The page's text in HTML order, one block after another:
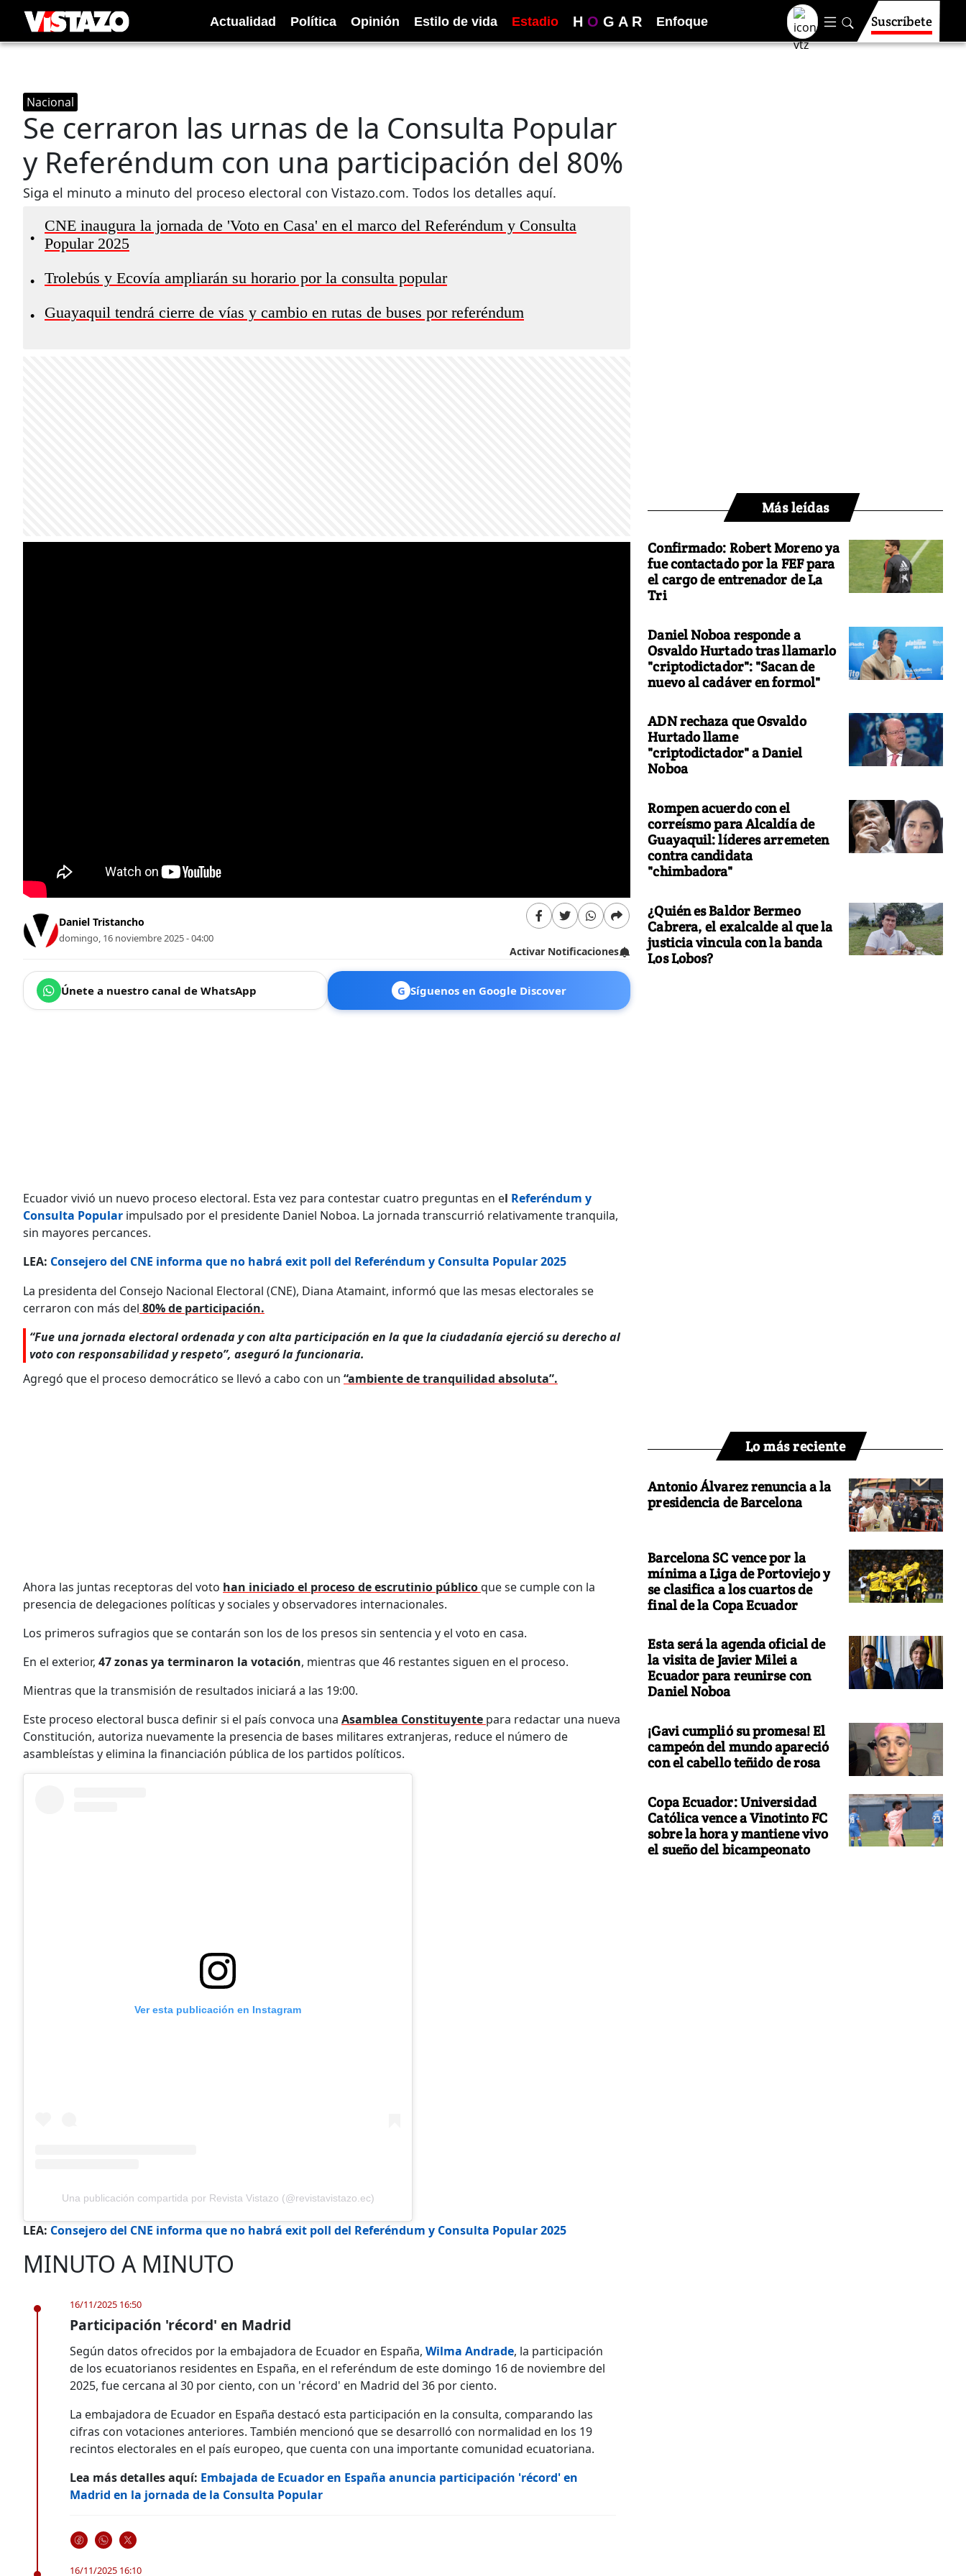
Actualidad Política Opinión Estilo de vida Estadio H O G A R Enfoque Suscríbete
Nacional
Se cerraron las urnas de la Consulta Popular
y Referéndum con una participación del 80%
Siga el minuto a minuto del proceso electoral con Vistazo.com. Todos los detalles aquí.
•
CNE inaugura la jornada de 'Voto en Casa' en el marco del Referéndum y Consulta
Popular 2025
• Trolebús y Ecovía ampliarán su horario por la consulta popular
• Guayaquil tendrá cierre de vías y cambio en rutas de buses por referéndum
Daniel Tristancho
domingo, 16 noviembre 2025 - 04:00
Activar Notificaciones
Únete a nuestro canal de WhatsApp G Síguenos en Google Discover
Ecuador vivió un nuevo proceso electoral. Esta vez para contestar cuatro preguntas en el Referéndum y
Consulta Popular impulsado por el presidente Daniel Noboa. La jornada transcurrió relativamente tranquila,
sin mayores percances.
LEA: Consejero del CNE informa que no habrá exit poll del Referéndum y Consulta Popular 2025
La presidenta del Consejo Nacional Electoral (CNE), Diana Atamaint, informó que las mesas electorales se
cerraron con más del 80% de participación.
“Fue una jornada electoral ordenada y con alta participación en la que la ciudadanía ejerció su derecho al
voto con responsabilidad y respeto”, aseguró la funcionaria.
Agregó que el proceso democrático se llevó a cabo con un “ambiente de tranquilidad absoluta”.
Ahora las juntas receptoras del voto han iniciado el proceso de escrutinio públicoque se cumple con la
presencia de delegaciones políticas y sociales y observadores internacionales.
Los primeros sufragios que se contarán son los de los presos sin sentencia y el voto en casa.
En el exterior, 47 zonas ya terminaron la votación, mientras que 46 restantes siguen en el proceso.
Mientras que la transmisión de resultados iniciará a las 19:00.
Este proceso electoral busca definir si el país convoca una Asamblea Constituyente para redactar una nueva
Constitución, autoriza nuevamente la presencia de bases militares extranjeras, reduce el número de
asambleístas y elimina la financiación pública de los partidos políticos.
Ver esta publicación en Instagram
Una publicación compartida por Revista Vistazo (@revistavistazo.ec)
LEA: Consejero del CNE informa que no habrá exit poll del Referéndum y Consulta Popular 2025
MINUTO A MINUTO
16/11/2025 16:50
Participación 'récord' en Madrid
Según datos ofrecidos por la embajadora de Ecuador en España, Wilma Andrade, la participación
de los ecuatorianos residentes en España, en el referéndum de este domingo 16 de noviembre del
2025, fue cercana al 30 por ciento, con un 'récord' en Madrid del 36 por ciento.
La embajadora de Ecuador en España destacó esta participación en la consulta, comparando las
cifras con votaciones anteriores. También mencionó que se desarrolló con normalidad en los 19
recintos electorales en el país europeo, que cuenta con una importante comunidad ecuatoriana.
Lea más detalles aquí: Embajada de Ecuador en España anuncia participación 'récord' en
Madrid en la jornada de la Consulta Popular
16/11/2025 16:10
Más leídas
Confirmado: Robert Moreno ya
fue contactado por la FEF para
el cargo de entrenador de La
Tri
Daniel Noboa responde a
Osvaldo Hurtado tras llamarlo
"criptodictador": "Sacan de
nuevo al cadáver en formol"
ADN rechaza que Osvaldo
Hurtado llame
"criptodictador" a Daniel
Noboa
Rompen acuerdo con el
correísmo para Alcaldía de
Guayaquil: líderes arremeten
contra candidata
"chimbadora"
¿Quién es Baldor Bermeo
Cabrera, el exalcalde al que la
justicia vincula con la banda
Los Lobos?
Lo más reciente
Antonio Álvarez renuncia a la
presidencia de Barcelona
Barcelona SC vence por la
mínima a Liga de Portoviejo y
se clasifica a los cuartos de
final de la Copa Ecuador
Esta será la agenda oficial de
la visita de Javier Milei a
Ecuador para reunirse con
Daniel Noboa
¡Gavi cumplió su promesa! El
campeón del mundo apareció
con el cabello teñido de rosa
Copa Ecuador: Universidad
Católica vence a Vinotinto FC
sobre la hora y mantiene vivo
el sueño del bicampeonato